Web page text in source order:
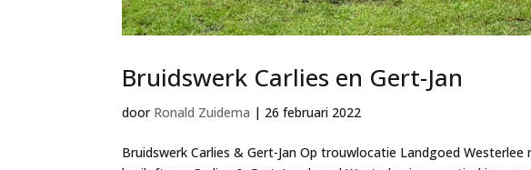
Bruidswerk Carlies en Gert-Jan
door Ronald Zuidema | 26 februari 2022
Bruidswerk Carlies & Gert-Jan Op trouwlocatie Landgoed